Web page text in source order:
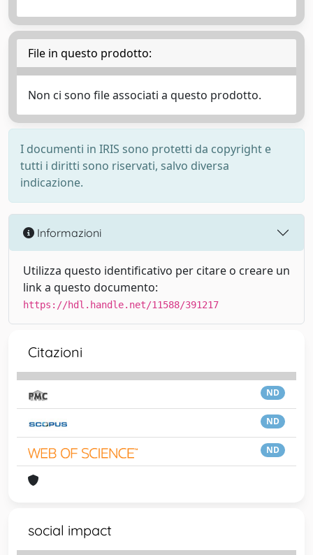
File in questo prodotto:
Non ci sono file associati a questo prodotto.
I documenti in IRIS sono protetti da copyright e
tutti i diritti sono riservati, salvo diversa
indicazione.
Informazioni
Utilizza questo identificativo per citare o creare un
link a questo documento:
https://hdl.handle.net/11588/391217
Citazioni
ND
ND
ND
social impact